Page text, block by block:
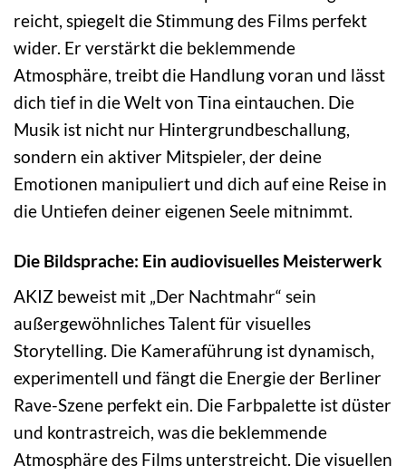
reicht, spiegelt die Stimmung des Films perfekt
wider. Er verstärkt die beklemmende
Atmosphäre, treibt die Handlung voran und lässt
dich tief in die Welt von Tina eintauchen. Die
Musik ist nicht nur Hintergrundbeschallung,
sondern ein aktiver Mitspieler, der deine
Emotionen manipuliert und dich auf eine Reise in
die Untiefen deiner eigenen Seele mitnimmt.
Die Bildsprache: Ein audiovisuelles Meisterwerk
AKIZ beweist mit „Der Nachtmahr“ sein
außergewöhnliches Talent für visuelles
Storytelling. Die Kameraführung ist dynamisch,
experimentell und fängt die Energie der Berliner
Rave-Szene perfekt ein. Die Farbpalette ist düster
und kontrastreich, was die beklemmende
Atmosphäre des Films unterstreicht. Die visuellen